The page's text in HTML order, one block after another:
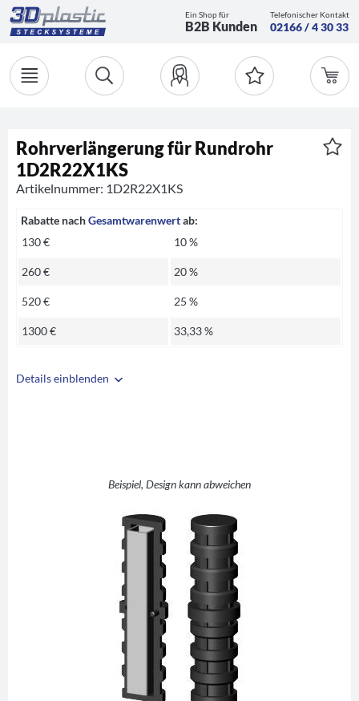
Ein Shop für
B2B Kunden
Telefonischer Kontakt
02166 / 4 30 33
Details einblenden
Beispiel, Design kann abweichen
Rohrverlängerung für Rundrohr
1D2R22X1KS
Artikelnummer: 1D2R22X1KS
Rabatte nachGesamtwarenwertab:
130 €
10 %
260 € 20 %
520 € 25 %
1300 € 33,33 %